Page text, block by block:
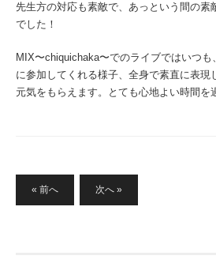
先生方の対応も素敵で、あっという間の素
でした！
MIX〜chiquichaka〜でのライブではいつも
に参加してくれる様子、全身で素直に表現
元気をもらえます。とても心地よい時間を
稿
« 前へ 次へ »